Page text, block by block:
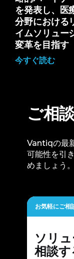
を発表し、医
分野における
イムソリュー
変革を目指す
今すぐ読む
ご相
Vantiqの最
可能性を引
めましょう。
お気軽にご相
ソリ
相談す